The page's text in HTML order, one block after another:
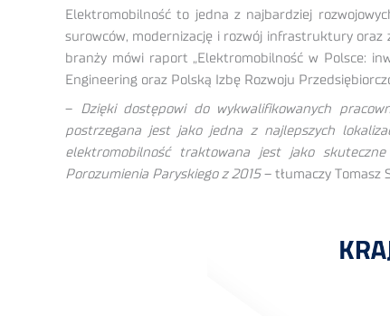
Elektromobilność to jedna z najbardziej
surowców, modernizację i rozwój infrastruktury
branży mówi raport „Elektromobilność w Polsce:
Engineering oraz Polską Izbę Rozwoju
–
Dzięki dostępowi do wykwalifikowanych
postrzegana jest jako jedna z najlepszych
elektromobilność traktowana jest jako
Porozumienia Paryskiego z 2015– tłumaczy Tomasz